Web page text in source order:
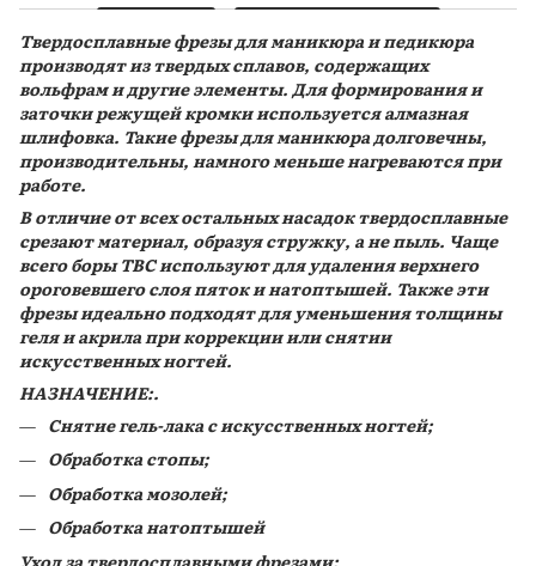
Твердосплавные фрезы для маникюра и педикюра
производят из твердых сплавов, содержащих
вольфрам и другие элементы. Для формирования и
заточки режущей кромки используется алмазная
шлифовка. Такие фрезы для маникюра долговечны,
производительны, намного меньше нагреваются при
работе.
В отличие от всех остальных насадок твердосплавные
срезают материал, образуя стружку, а не пыль. Чаще
всего боры ТВС используют для удаления верхнего
ороговевшего слоя пяток и натоптышей. Также эти
фрезы идеально подходят для уменьшения толщины
геля и акрила при коррекции или снятии
искусственных ногтей.
НАЗНАЧЕНИЕ:.
Снятие гель-лака с искусственных ногтей;
Обработка стопы;
Обработка мозолей;
Обработка натоптышей
Уход за твердосплавными фрезами: